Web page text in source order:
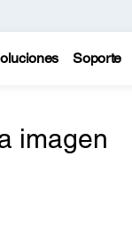
Soporte
imagen